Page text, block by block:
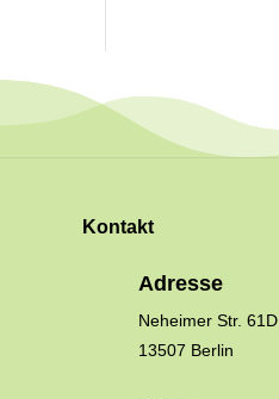
Kontakt
Adresse
Neheimer Str. 61D
13507 Berlin